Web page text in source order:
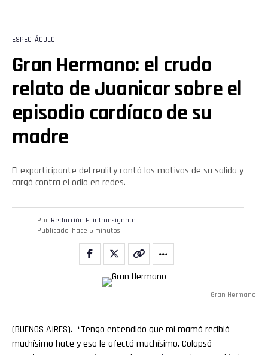
ESPECTÁCULO
Gran Hermano: el crudo
relato de Juanicar sobre el
episodio cardíaco de su
madre
El exparticipante del reality contó los motivos de su salida y
cargó contra el odio en redes.
Por Redacción El intransigente
Publicado hace 5 minutos
Gran Hermano
(BUENOS AIRES).- “Tengo entendido que mi mamá recibió
muchísimo hate y eso le afectó muchísimo. Colapsó